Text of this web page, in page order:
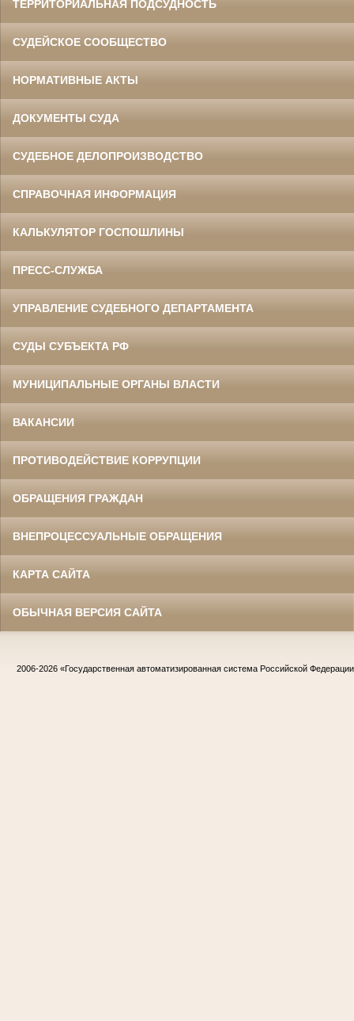
ТЕРРИТОРИАЛЬНАЯ ПОДСУДНОСТЬ
СУДЕЙСКОЕ СООБЩЕСТВО
НОРМАТИВНЫЕ АКТЫ
ДОКУМЕНТЫ СУДА
СУДЕБНОЕ ДЕЛОПРОИЗВОДСТВО
СПРАВОЧНАЯ ИНФОРМАЦИЯ
КАЛЬКУЛЯТОР ГОСПОШЛИНЫ
ПРЕСС-СЛУЖБА
УПРАВЛЕНИЕ СУДЕБНОГО ДЕПАРТАМЕНТА
СУДЫ СУБЪЕКТА РФ
МУНИЦИПАЛЬНЫЕ ОРГАНЫ ВЛАСТИ
ВАКАНСИИ
ПРОТИВОДЕЙСТВИЕ КОРРУПЦИИ
ОБРАЩЕНИЯ ГРАЖДАН
ВНЕПРОЦЕССУАЛЬНЫЕ ОБРАЩЕНИЯ
КАРТА САЙТА
ОБЫЧНАЯ ВЕРСИЯ САЙТА
2006-2026 «Государственная автоматизированная система Российской